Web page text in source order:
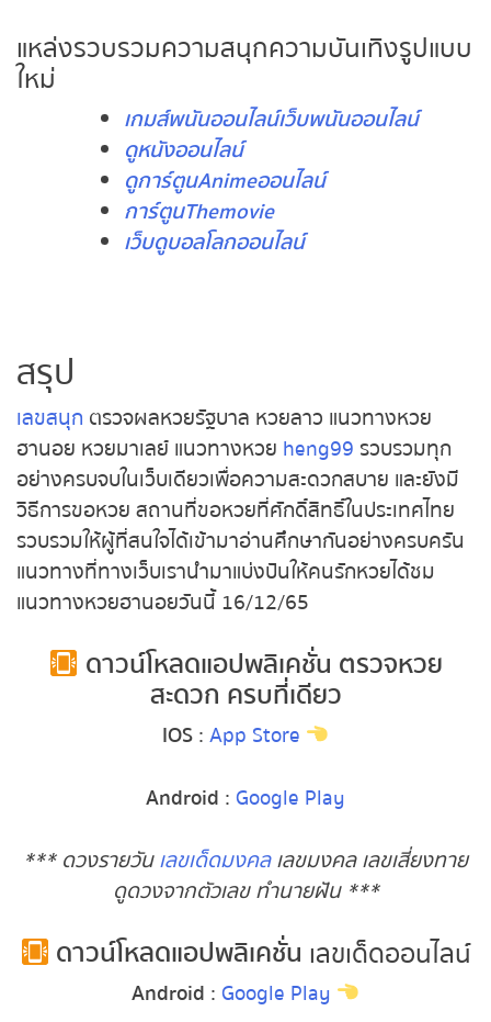
หวยหุ้นรัสเซีย
หวยหุ้นอินเดีย
หวยหุ้นดาวโจนส์
แบบใหม่
ดูหนังออนไลน์
ดูการ์ตูนAnimeออนไลน์
การ์ตูนThemovie
เว็บดูบอลโลกออนไลน์
สรุป
เลขสนุก
ฮานอย หวยมาเลย์ แนวทางหวยheng99รวบรวมทุก
อย่างครบจบในเว็บเดียวเพื่อความสะดวกสบาย และยัง
มี วิธีการขอหวย สถานที่ขอหวยที่ศักดิ์สิทธิ์ใน
ประเทศไทยรวบรวมให้ผู้ที่สนใจได้เข้ามาอ่านศึกษากัน
อย่างครบครัน แนวทางที่ทางเว็บเรานำมาแบ่งปันให้คน
รักหวยได้ชม แนวทางหวยฮานอยวันนี้ 16/12/65
ดาวน์โหลดแอปพลิเคชั่น ตรวจหวย
สะดวก ครบที่เดียว
IOS:App Store
เสี่ยงทาย ดูดวงจากตัวเลข ทำนายฝัน ***
ดาวน์โหลดแอปพลิเคชั่น
ออนไลน์
Android:Google Play